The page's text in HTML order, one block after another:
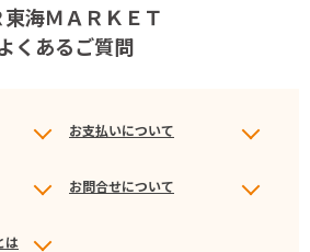
東海ＭＡＲＫＥＴ
くあるご質問
お支払いについて
お問合せについて
は